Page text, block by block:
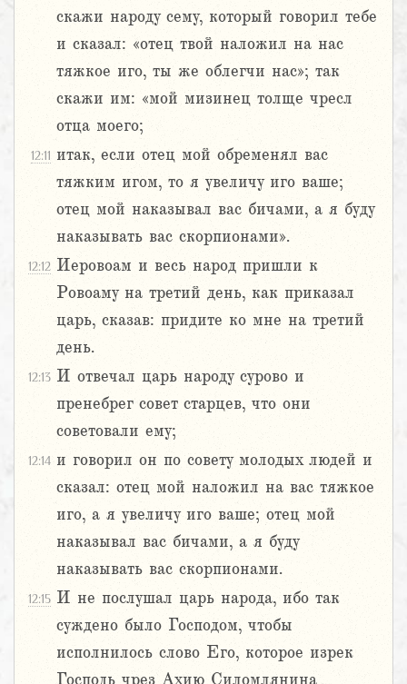
скажи народу сему, который говорил тебе
и сказал: «отец твой наложил на нас
тяжкое иго, ты же облегчи нас»; так
скажи им: «мой мизинец толще чресл
отца моего;
12:11 итак, если отец мой обременял вас
тяжким игом, то я увеличу иго ваше;
отец мой наказывал вас бичами, а я буду
наказывать вас скорпионами».
12:12 Иеровоам и весь народ пришли к
Ровоаму на третий день, как приказал
царь, сказав: придите ко мне на третий
день.
12:13 И отвечал царь народу сурово и
пренебрег совет старцев, что они
советовали ему;
12:14 и говорил он по совету молодых людей и
сказал: отец мой наложил на вас тяжкое
иго, а я увеличу иго ваше; отец мой
наказывал вас бичами, а я буду
наказывать вас скорпионами.
12:15 И не послушал царь народа, ибо так
суждено было Господом, чтобы
исполнилось слово Его, которое изрек
Господь чрез Ахию Силомлянина